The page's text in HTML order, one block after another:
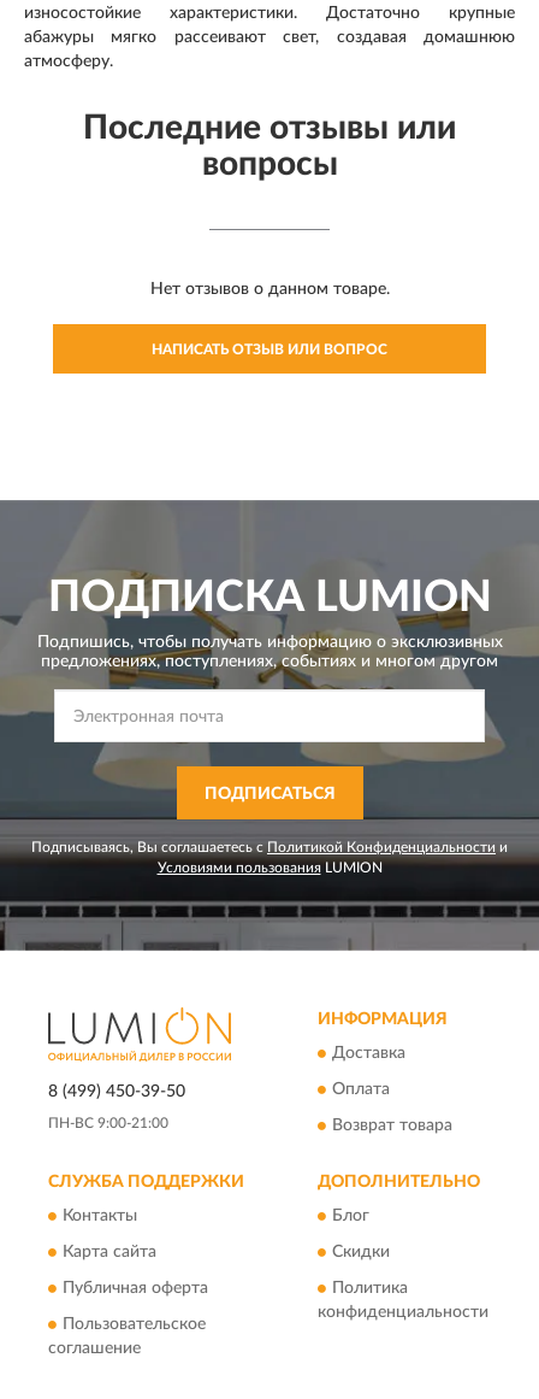
износостойкие характеристики. Достаточно крупные
абажуры мягко рассеивают свет, создавая домашнюю
атмосферу.
Последние отзывы или
вопросы
Нет отзывов о данном товаре.
НАПИСАТЬ ОТЗЫВ ИЛИ ВОПРОС
ПОДПИСКАLUMION
Подпишись, чтобы получать информацию о эксклюзивных
предложениях,поступлениях, событиях и многом другом
ПОДПИСАТЬСЯ
Подписываясь, Вы соглашаетесь с Политикой Конфиденциальности и
Условиями пользованияLUMION
8 (499) 450-39-50
ПН-ВС 9:00-21:00
ИНФОРМАЦИЯ
Доставка
Оплата
Возврат товара
СЛУЖБА ПОДДЕРЖКИ
Контакты
Карта сайта
Публичная оферта
Пользовательское
соглашение
ДОПОЛНИТЕЛЬНО
Блог
Скидки
Политика
конфиденциальности